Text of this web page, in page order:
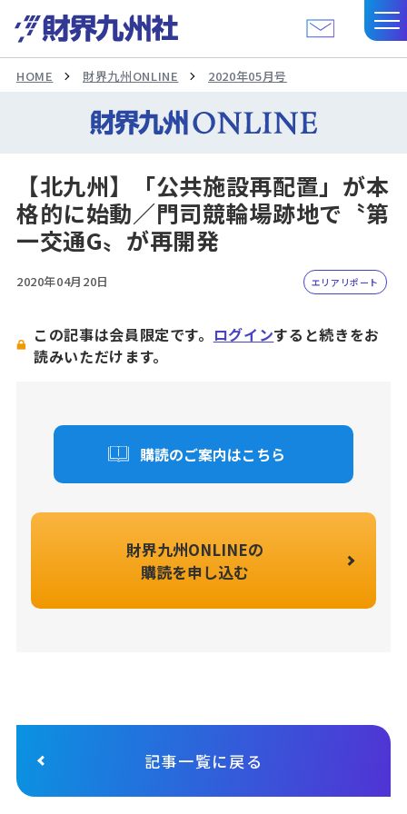
HOME 財界九州ONLINE 2020年05月号
【北九州】「公共施設再配置」が本
格的に始動／門司競輪場跡地で〝第
一交通G〟が再開発
2020年04月20日 エリアリポート
この記事は会員限定です。 ログインすると続きをお
読みいただけます。
購読のご案内はこちら
財界九州ONLINEの
購読を申し込む
記事一覧に戻る